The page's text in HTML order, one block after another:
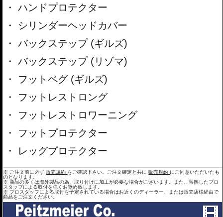
ハンドプロテクター
シリンダーヘッドカバー
バックステップ (ギルズ)
バックステップ (リゾマ)
フットペグ (ギルズ)
フットレストロング
フットレストロワーニング
フットプロテクター
レッグプロテクター
※ ご注文前に必ず 販売規約 をご確認下さい。ご注文確定と共に 販売規約 にご同意いただいたも
のとなります。
※ 商品の多くは海外製品の為、取り付けに加工が必要な場合がございます。また、習熟したプロ
スタップによる取付を強くお奨め致します。
※ プロスタッフによる取付を予定されている場合はお近くのディーラー、または販売店様経由で
商品をご注文ください。